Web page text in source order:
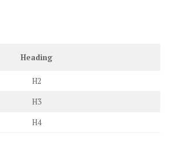
Heading
H2
H3
H4